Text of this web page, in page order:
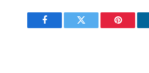
Facebook Twitter Pinterest